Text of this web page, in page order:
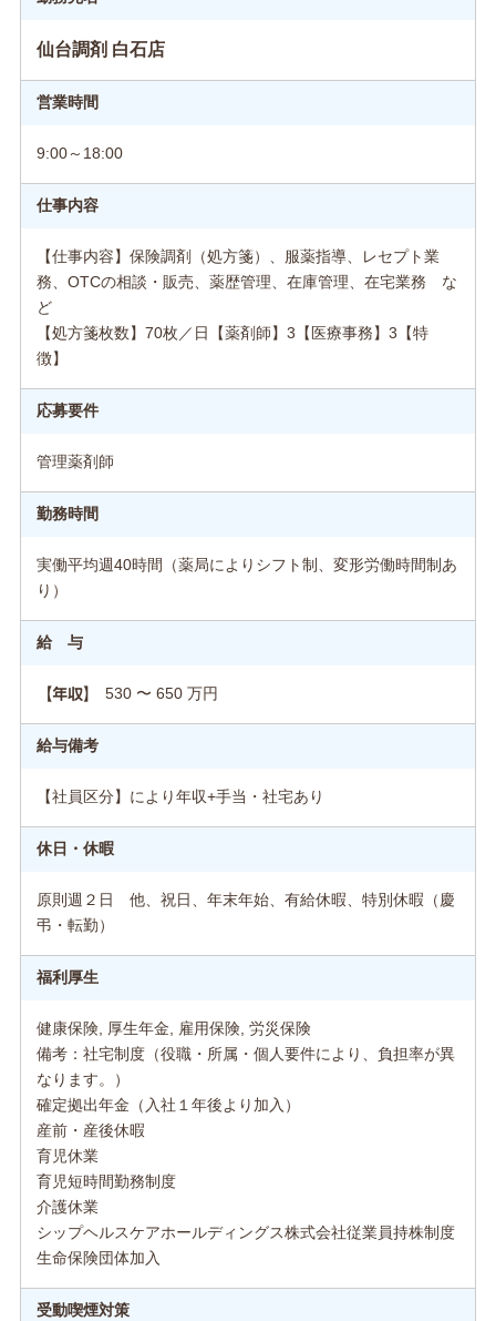
仙台調剤 白石店
営業時間
9:00～18:00
仕事内容
【仕事内容】保険調剤（処方箋）、服薬指導、レセプト業
務、OTCの相談・販売、薬歴管理、在庫管理、在宅業務 な
ど
【処方箋枚数】70枚／日【薬剤師】3【医療事務】3【特
徴】
応募要件
管理薬剤師
勤務時間
実働平均週40時間（薬局によりシフト制、変形労働時間制あ
り）
給 与
【年収】 530 〜 650 万円
給与備考
【社員区分】により年収+手当・社宅あり
休日・休暇
原則週２日 他、祝日、年末年始、有給休暇、特別休暇（慶
弔・転勤）
福利厚生
健康保険, 厚生年金, 雇用保険, 労災保険
備考：社宅制度（役職・所属・個人要件により、負担率が異
なります。）
確定拠出年金（入社１年後より加入）
産前・産後休暇
育児休業
育児短時間勤務制度
介護休業
シップヘルスケアホールディングス株式会社従業員持株制度
生命保険団体加入
受動喫煙対策